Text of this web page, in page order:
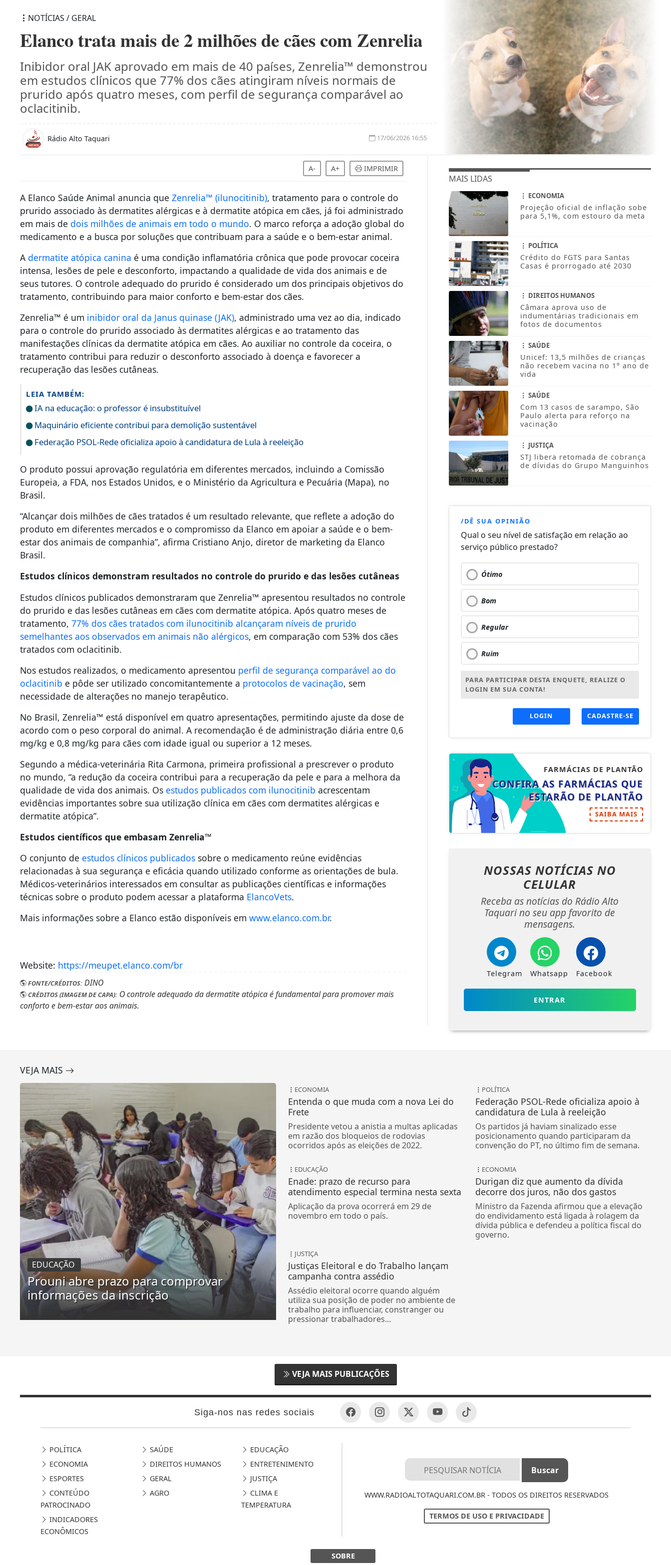
NOTÍCIAS / GERAL
Elanco trata mais de 2 milhões de cães com Zenrelia
Inibidor oral JAK aprovado em mais de 40 países, Zenrelia™ demonstrou
em estudos clínicos que 77% dos cães atingiram níveis normais de
prurido após quatro meses, com perfil de segurança comparável ao
oclacitinib.
Rádio Alto Taquari 17/06/2026 16:55
A- A+ IMPRIMIR
A Elanco Saúde Animal anuncia queZenrelia™ (ilunocitinib), tratamento para o controle do
prurido associado às dermatites alérgicas e à dermatite atópica em cães, já foi administrado
em mais de dois milhões de animais em todo o mundo. O marco reforça a adoção global do
medicamento e a busca por soluções que contribuam para a saúde e o bem-estar animal.
A dermatite atópica canina é uma condição inflamatória crônica que pode provocar coceira
intensa, lesões de pele e desconforto, impactando a qualidade de vida dos animais e de
seus tutores. O controle adequado do prurido é considerado um dos principais objetivos do
tratamento, contribuindo para maior conforto e bem-estar dos cães.
Zenrelia™ é um inibidor oral da Janus quinase (JAK), administrado uma vez ao dia, indicado
para o controle do prurido associado às dermatites alérgicas e ao tratamento das
manifestações clínicas da dermatite atópica em cães. Ao auxiliar no controle da coceira, o
tratamento contribui para reduzir o desconforto associado à doença e favorecer a
recuperação das lesões cutâneas.
LEIA TAMBÉM:
IA na educação: o professor é insubstituível
Maquinário eficiente contribui para demolição sustentável
Federação PSOL-Rede oficializa apoio à candidatura de Lula à reeleição
O produto possui aprovação regulatória em diferentes mercados, incluindo a Comissão
Europeia, a FDA, nos Estados Unidos, e o Ministério da Agricultura e Pecuária (Mapa), no
Brasil.
“Alcançar dois milhões de cães tratados é um resultado relevante, que reflete a adoção do
produto em diferentes mercados e o compromisso da Elanco em apoiar a saúde e o bem-
estar dos animais de companhia”, afirma Cristiano Anjo, diretor de marketing da Elanco
Brasil.
Estudos clínicos demonstram resultados no controle do prurido e das lesões cutâneas
Estudos clínicos publicados demonstraram que Zenrelia™ apresentou resultados no controle
do prurido e das lesões cutâneas em cães com dermatite atópica. Após quatro meses de
tratamento,77% dos cães tratados com ilunocitinib alcançaram níveis de prurido
semelhantes aos observados em animais não alérgicos, em comparação com 53% dos cães
tratados com oclacitinib.
Nos estudos realizados, o medicamento apresentou perfil de segurança comparável ao do
oclacitinib e pôde ser utilizado concomitantemente a protocolos de vacinação, sem
necessidade de alterações no manejo terapêutico.
No Brasil, Zenrelia™ está disponível em quatro apresentações, permitindo ajuste da dose de
acordo com o peso corporal do animal. A recomendação é de administração diária entre 0,6
mg/kg e 0,8 mg/kg para cães com idade igual ou superior a 12 meses.
Segundo a médica-veterinária Rita Carmona, primeira profissional a prescrever o produto
no mundo, “a redução da coceira contribui para a recuperação da pele e para a melhora da
qualidade de vida dos animais. Os estudos publicados com ilunocitinib acrescentam
evidências importantes sobre sua utilização clínica em cães com dermatites alérgicas e
dermatite atópica”.
Estudos científicos que embasam Zenrelia™
O conjunto de estudos clínicos publicados sobre o medicamento reúne evidências
relacionadas à sua segurança e eficácia quando utilizado conforme as orientações de bula.
Médicos-veterinários interessados em consultar as publicações científicas e informações
técnicas sobre o produto podem acessar a plataforma ElancoVets.
Mais informações sobre a Elanco estão disponíveis emwww.elanco.com.br.
Website: https://meupet.elanco.com/br
FONTE/CRÉDITOS: DINO
CRÉDITOS (IMAGEM DE CAPA): O controle adequado da dermatite atópica é fundamental para promover mais
conforto e bem-estar aos animais.
MAIS LIDAS
ECONOMIA
Projeção oficial de inflação sobe
para 5,1%, com estouro da meta
POLÍTICA
Crédito do FGTS para Santas
Casas é prorrogado até 2030
DIREITOS HUMANOS
Câmara aprova uso de
indumentárias tradicionais em
fotos de documentos
SAÚDE
Unicef: 13,5 milhões de crianças
não recebem vacina no 1° ano de
vida
SAÚDE
Com 13 casos de sarampo, São
Paulo alerta para reforço na
vacinação
JUSTIÇA
STJ libera retomada de cobrança
de dívidas do Grupo Manguinhos
/DÊ SUA OPINIÃO
Qual o seu nível de satisfação em relação ao
serviço público prestado?
Ótimo
Bom
Regular
Ruim
PARA PARTICIPAR DESTA ENQUETE, REALIZE O
LOGIN EM SUA CONTA!
LOGIN CADASTRE-SE
FARMÁCIAS DE PLANTÃO
CONFIRA AS FARMÁCIAS QUE
ESTARÃO DE PLANTÃO
SAIBA MAIS
NOSSAS NOTÍCIAS NO
CELULAR
Receba as notícias do Rádio Alto
Taquari no seu app favorito de
mensagens.
Telegram Whatsapp Facebook
ENTRAR
VEJA MAIS
EDUCAÇÃO
Prouni abre prazo para comprovar
informações da inscrição
ECONOMIA
Entenda o que muda com a nova Lei do
Frete
Presidente vetou a anistia a multas aplicadas
em razão dos bloqueios de rodovias
ocorridos após as eleições de 2022.
POLÍTICA
Federação PSOL-Rede oficializa apoio à
candidatura de Lula à reeleição
Os partidos já haviam sinalizado esse
posicionamento quando participaram da
convenção do PT, no último fim de semana.
EDUCAÇÃO
Enade: prazo de recurso para
atendimento especial termina nesta sexta
Aplicação da prova ocorrerá em 29 de
novembro em todo o país.
ECONOMIA
Durigan diz que aumento da dívida
decorre dos juros, não dos gastos
Ministro da Fazenda afirmou que a elevação
do endividamento está ligada à rolagem da
dívida pública e defendeu a política fiscal do
governo.
JUSTIÇA
Justiças Eleitoral e do Trabalho lançam
campanha contra assédio
Assédio eleitoral ocorre quando alguém
utiliza sua posição de poder no ambiente de
trabalho para influenciar, constranger ou
pressionar trabalhadores...
VEJA MAIS PUBLICAÇÕES
Siga-nos nas redes sociais
POLÍTICA SAÚDE
EDUCAÇÃO
ECONOMIA
DIREITOS HUMANOS
ENTRETENIMENTO
ESPORTES
GERAL
JUSTIÇA
CONTEÚDO
PATROCINADO
AGRO
CLIMA E
TEMPERATURA
INDICADORES
ECONÔMICOS
WWW.RADIOALTOTAQUARI.COM.BR - TODOS OS DIREITOS RESERVADOS
TERMOS DE USO E PRIVACIDADE
SOBRE